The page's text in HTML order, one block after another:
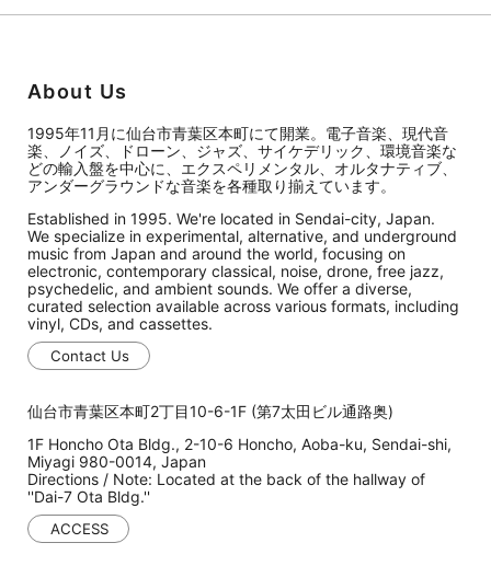
About Us
1995年11月に仙台市青葉区本町にて開業。電子音楽、現代音
楽、ノイズ、ドローン、ジャズ、サイケデリック、環境音楽な
どの輸入盤を中心に、エクスペリメンタル、オルタナティブ、
アンダーグラウンドな音楽を各種取り揃えています。
Established in 1995. We're located in Sendai-city, Japan.
We specialize in experimental, alternative, and underground
music from Japan and around the world, focusing on
electronic, contemporary classical, noise, drone, free jazz,
psychedelic, and ambient sounds. We offer a diverse,
curated selection available across various formats, including
vinyl, CDs, and cassettes.
Contact Us
仙台市青葉区本町2丁目10-6-1F (第7太田ビル通路奥)
1F Honcho Ota Bldg., 2-10-6 Honcho, Aoba-ku, Sendai-shi,
Miyagi 980-0014, Japan
Directions / Note: Located at the back of the hallway of
''Dai-7 Ota Bldg.''
ACCESS